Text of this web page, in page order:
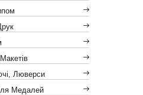
Люверси
Медалей